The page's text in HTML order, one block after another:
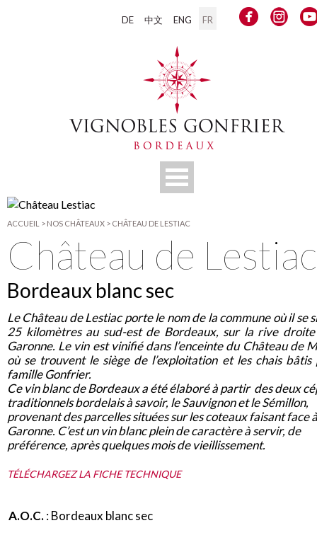
DE 中文 ENG FR
ACCUEIL > NOS CHÂTEAUX > CHÂTEAU DE LESTIAC
Château de Lestiac
Bordeaux blanc sec
Le Château de Lestiac porte le nom de la commune où il se
25 kilomètres au sud-est de Bordeaux, sur la rive
Garonne. Le vin est vinifié dans l’enceinte du Château de
où se trouvent le siège de l’exploitation et les chais bâtis
famille Gonfrier.
Ce vin blanc de Bordeaux a été élaboré à partir des deux
traditionnels bordelais à savoir, le Sauvignon et le Sémillon,
provenant des parcelles situées sur les coteaux faisant face
Garonne. C’est un vin blanc plein de caractère à servir, de
préférence, après quelques mois de vieillissement.
TÉLÉCHARGEZ LA FICHE TECHNIQUE
A.O.C.: Bordeaux blanc sec